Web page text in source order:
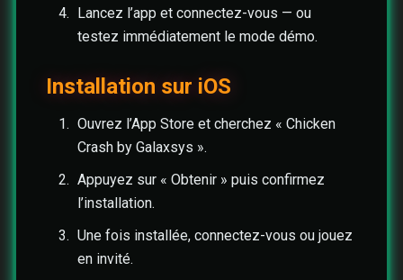
Lancez l’app et connectez-vous — ou
testez immédiatement le mode démo.
Installation sur iOS
Ouvrez l’App Store et cherchez « Chicken
Crash by Galaxsys ».
Appuyez sur « Obtenir » puis confirmez
l’installation.
Une fois installée, connectez-vous ou jouez
en invité.